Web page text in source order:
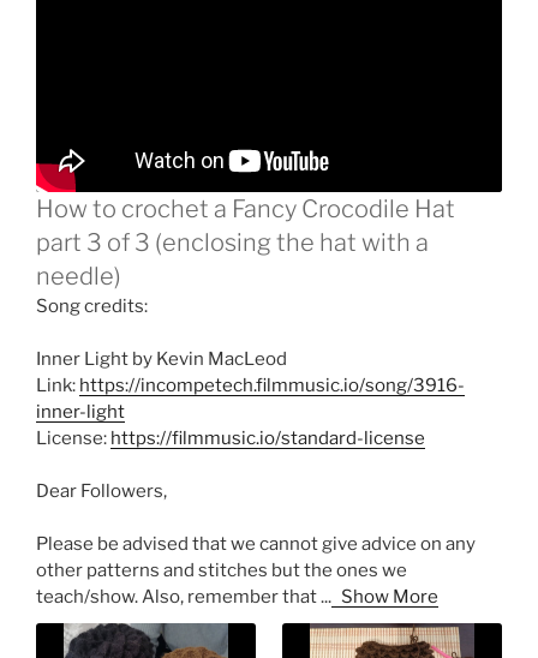
How to crochet a Fancy Crocodile Hat
part 3 of 3 (enclosing the hat with a
needle)
Song credits:
Inner Light by Kevin MacLeod
Link: https://incompetech.filmmusic.io/song/3916-
inner-light
License: https://filmmusic.io/standard-license
Dear Followers,
Please be advised that we cannot give advice on any
other patterns and stitches but the ones we
teach/show. Also, remember that... Show More